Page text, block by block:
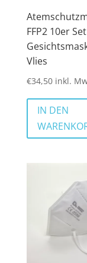
FFP2 10er
Vlies
€34,50 inkl.
IN DEN